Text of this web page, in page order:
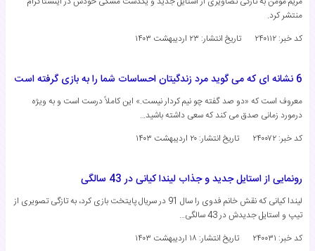
منتشر کرد.
کد خبر: ۲۴۰۱۱۲
تاریخ انتشار: ۲۳ اردیبهشت ۱۴۰۳
6 نشانه ای که می گوید مرد زندگیتان احساسات شما را به بازی گرفته است
معروف است که «دو صد گفته چو نیم کردار نیست.» این کاملاً درست است و به ویژه
درمورد زمانی صدق می کند که سعی داشته باشید…
کد خبر: ۲۴۰۰۷۲
تاریخ انتشار: ۲۰ اردیبهشت ۱۴۰۳
رونمایی از استایل جدید و جذاب لیندا کیانی در 43 سالگی
لیندا کیانی که نقش خانم فدوی را سال 91 در سریال پایتخت بازی کرد، به تازگی تصویری از
تیپ و استایل جدیدش در 43 سالگی…
کد خبر: ۲۴۰۰۳۱
تاریخ انتشار: ۱۸ اردیبهشت ۱۴۰۳